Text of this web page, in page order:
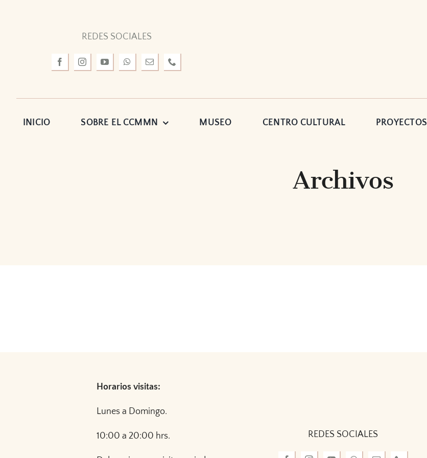
REDES SOCIALES
INICIO SOBRE EL CCMMN MUSEO CENTRO CULTURAL PROYECTOS
Archivos
Horarios visitas:
Lunes a Domingo.
10:00 a 20:00 hrs. REDES SOCIALES